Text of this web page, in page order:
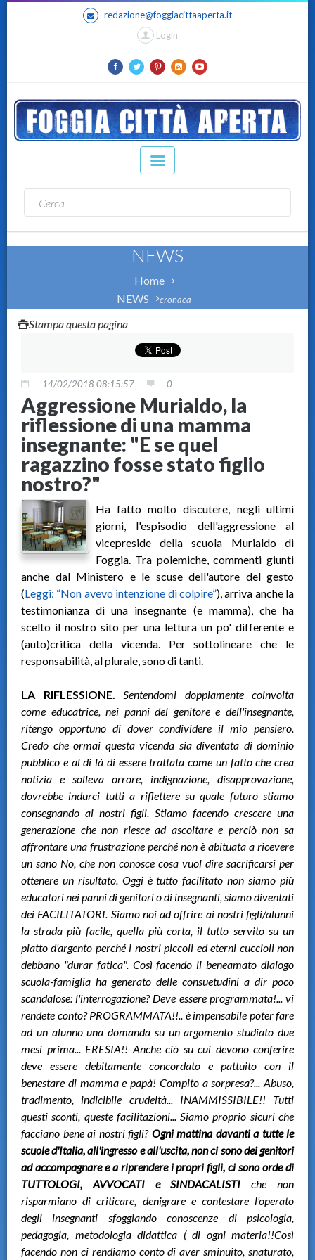
redazione@foggiacittaaperta.it
Login
NEWS
Home
NEWS
cronaca
Stampa questa pagina
14/02/2018 08:15:57 0
Aggressione Murialdo, la
riflessione di una mamma
insegnante: "E se quel
ragazzino fosse stato figlio
nostro?"
Ha fatto molto discutere, negli ultimi
giorni, l'espisodio dell'aggressione al
vicepreside della scuola Murialdo di
Foggia. Tra polemiche, commenti giunti
anche dal Ministero e le scuse dell'autore del gesto
(Leggi: “Non avevo intenzione di colpire”), arriva anche la
testimonianza di una insegnante (e mamma), che ha
scelto il nostro sito per una lettura un po' differente e
(auto)critica della vicenda. Per sottolineare che le
responsabilità, al plurale, sono di tanti.
LA RIFLESSIONE.
Sentendomi doppiamente coinvolta
come educatrice, nei panni del genitore e dell'insegnante,
ritengo opportuno di dover condividere il mio pensiero.
Credo che ormai questa vicenda sia diventata di dominio
pubblico e al di là di essere trattata come un fatto che crea
notizia e solleva orrore, indignazione, disapprovazione,
dovrebbe indurci tutti a riflettere su quale futuro stiamo
consegnando ai nostri figli. Stiamo facendo crescere una
generazione che non riesce ad ascoltare e perciò non sa
affrontare una frustrazione perché non è abituata a ricevere
un sano No, che non conosce cosa vuol dire sacrificarsi per
ottenere un risultato. Oggi è tutto facilitato non siamo più
educatori nei panni di genitori o di insegnanti, siamo diventati
dei FACILITATORI. Siamo noi ad offrire ai nostri figli/alunni
la strada più facile, quella più corta, il tutto servito su un
piatto d'argento perché i nostri piccoli ed eterni cuccioli non
debbano "durar fatica". Così facendo il beneamato dialogo
scuola-famiglia ha generato delle consuetudini a dir poco
scandalose: l'interrogazione? Deve essere programmata!... vi
rendete conto? PROGRAMMATA!!.. è impensabile poter fare
ad un alunno una domanda su un argomento studiato due
mesi prima... ERESIA!! Anche ciò su cui devono conferire
deve essere debitamente concordato e pattuito con il
benestare di mamma e papà! Compito a sorpresa?... Abuso,
tradimento, indicibile crudeltà... INAMMISSIBILE!! Tutti
questi sconti, queste facilitazioni... Siamo proprio sicuri che
facciano bene ai nostri figli? Ogni mattina davanti a tutte le
scuole d'Italia, all'ingresso e all'uscita, non ci sono dei genitori
ad accompagnare e a riprendere i propri figli, ci sono orde di
TUTTOLOGI, AVVOCATI e SINDACALISTIche non
risparmiano di criticare, denigrare e contestare l'operato
degli insegnanti sfoggiando conoscenze di psicologia,
pedagogia, metodologia didattica ( di ogni materia!!Così
facendo non ci rendiamo conto di aver sminuito, snaturato,